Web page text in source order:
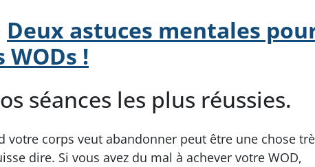
Deux astuces mentales
!
séances les plus réussies.
votre corps veut abandonner peut être une chose
dire. Si vous avez du mal à achever votre WOD,